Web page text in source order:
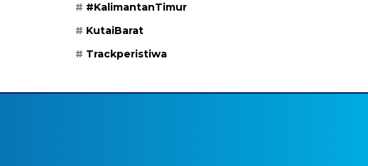
#KalimantanTimur
KutaiBarat
Trackperistiwa